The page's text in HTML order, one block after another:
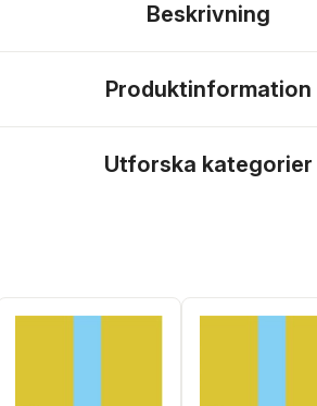
Beskrivning
Produktinformation
Utforska kategorier